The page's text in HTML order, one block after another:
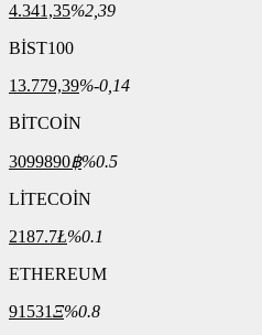
4.341,35%2,39
BİST100
13.779,39%-0,14
BİTCOİN
3099890฿%0.5
LİTECOİN
2187.7Ł%0.1
ETHEREUM
91531Ξ%0.8